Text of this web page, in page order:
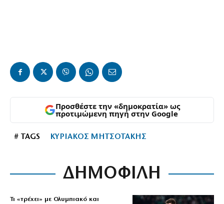
Προσθέστε την «δημοκρατία» ως
προτιμώμενη πηγή στην Google
# TAGS ΚΥΡΙΑΚΟΣ ΜΗΤΣΟΤΑΚΗΣ
ΔΗΜΟΦΙΛΗ
Τι «τρέχει» με Ολυμπιακό και